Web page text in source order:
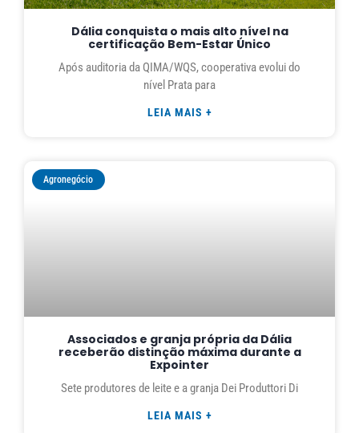
Dália conquista o mais alto nível na
certificação Bem-Estar Único
Após auditoria da QIMA/WQS, cooperativa evolui do
nível Prata para
LEIA MAIS +
Agronegócio
Associados e granja própria da Dália
receberão distinção máxima durante a
Expointer
Sete produtores de leite e a granja Dei Produttori Di
LEIA MAIS +